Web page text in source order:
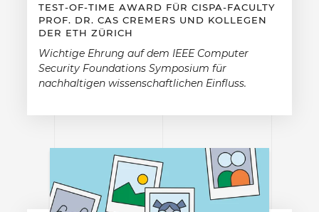
TEST-OF-TIME AWARD FÜR CISPA-FACULTY
PROF. DR. CAS CREMERS UND KOLLEGEN
DER ETH ZÜRICH
Wichtige Ehrung auf dem IEEE Computer
Security Foundations Symposium für
nachhaltigen wissenschaftlichen Einfluss.